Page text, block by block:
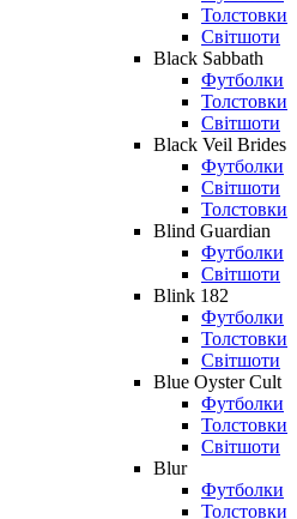
Толстовки
Світшоти
Black Sabbath
Футболки
Толстовки
Світшоти
Black Veil Brides
Футболки
Світшоти
Толстовки
Blind Guardian
Футболки
Світшоти
Blink 182
Футболки
Толстовки
Світшоти
Blue Oyster Cult
Футболки
Толстовки
Світшоти
Blur
Футболки
Толстовки